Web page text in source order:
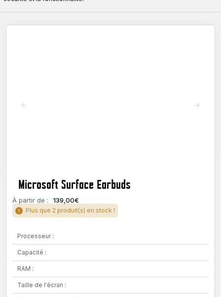
Microsoft Surface Earbuds
À partir de : 139,00€
Plus que 2 produit(s) en stock !
Processeur :
Capacité :
RAM :
Taille de l'écran :